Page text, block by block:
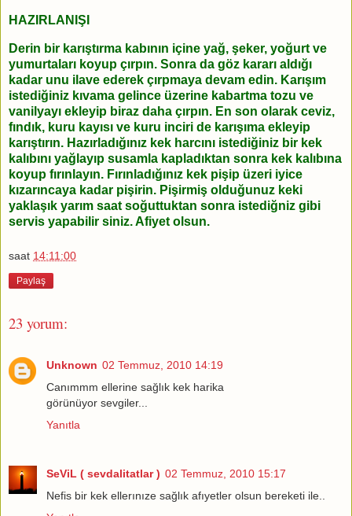
HAZIRLANIŞI
Derin bir karıştırma kabının içine yağ, şeker, yoğurt ve
yumurtaları koyup çırpın. Sonra da göz kararı aldığı
kadar unu ilave ederek çırpmaya devam edin. Karışım
istediğiniz kıvama gelince üzerine kabartma tozu ve
vanilyayı ekleyip biraz daha çırpın. En son olarak ceviz,
fındık, kuru kayısı ve kuru inciri de karışıma ekleyip
karıştırın. Hazırladığınız kek harcını istediğiniz bir kek
kalıbını yağlayıp susamla kapladıktan sonra kek kalıbına
koyup fırınlayın. Fırınladığınız kek pişip üzeri iyice
kızarıncaya kadar pişirin. Pişirmiş olduğunuz keki
yaklaşık yarım saat soğuttuktan sonra istediğniz gibi
servis yapabilir siniz. Afiyet olsun.
saat 14:11:00
Paylaş
23 yorum:
Unknown 02 Temmuz, 2010 14:19
Canımmm ellerine sağlık kek harika
görünüyor sevgiler...
Yanıtla
SeViL ( sevdalitatlar ) 02 Temmuz, 2010 15:17
Nefis bir kek ellerınıze sağlık afıyetler olsun bereketi ile..